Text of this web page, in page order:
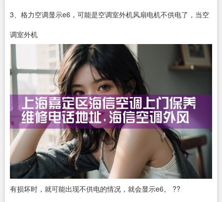
3、格力空调显示e6，可能是空调室外机风扇电机不供电了，当空
调室外机
有损坏时，就可能出现不供电的情况，就会显示e6。 ??